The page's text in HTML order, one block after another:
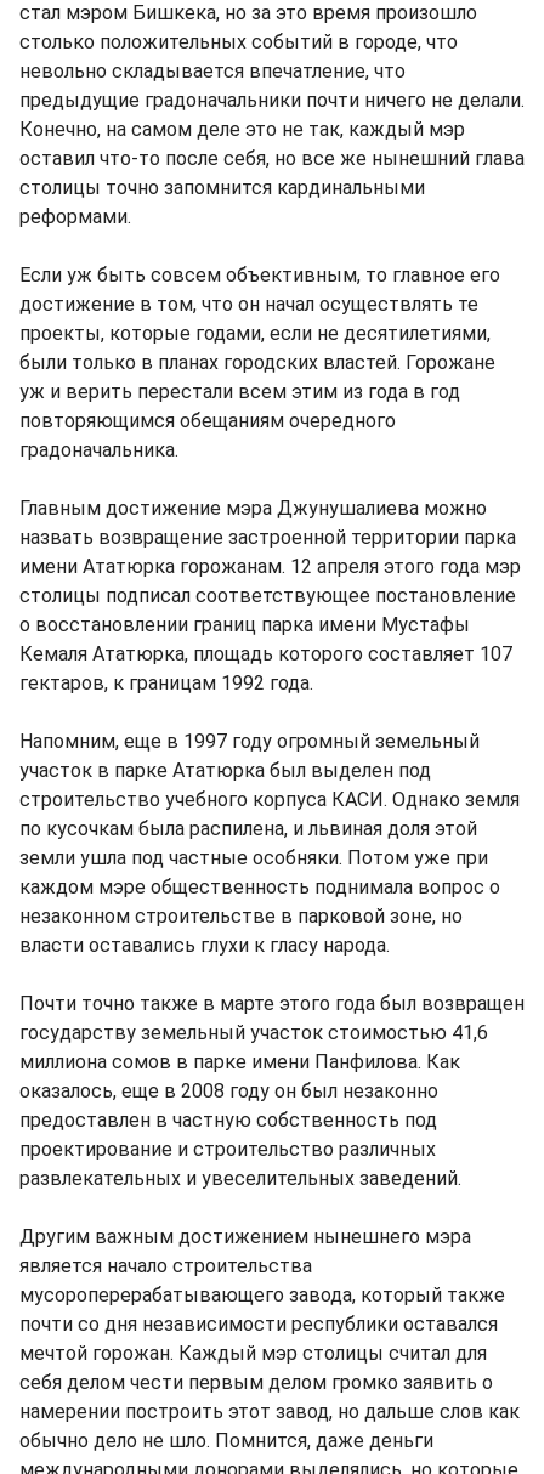
стал мэром Бишкека, но за это время произошло
столько положительных событий в городе, что
невольно складывается впечатление, что
предыдущие градоначальники почти ничего не делали.
Конечно, на самом деле это не так, каждый мэр
оставил что-то после себя, но все же нынешний глава
столицы точно запомнится кардинальными
реформами.
Если уж быть совсем объективным, то главное его
достижение в том, что он начал осуществлять те
проекты, которые годами, если не десятилетиями,
были только в планах городских властей. Горожане
уж и верить перестали всем этим из года в год
повторяющимся обещаниям очередного
градоначальника.
Главным достижение мэра Джунушалиева можно
назвать возвращение застроенной территории парка
имени Ататюрка горожанам. 12 апреля этого года мэр
столицы подписал соответствующее постановление
о восстановлении границ парка имени Мустафы
Кемаля Ататюрка, площадь которого составляет 107
гектаров, к границам 1992 года.
Напомним, еще в 1997 году огромный земельный
участок в парке Ататюрка был выделен под
строительство учебного корпуса КАСИ. Однако земля
по кусочкам была распилена, и львиная доля этой
земли ушла под частные особняки. Потом уже при
каждом мэре общественность поднимала вопрос о
незаконном строительстве в парковой зоне, но
власти оставались глухи к гласу народа.
Почти точно также в марте этого года был возвращен
государству земельный участок стоимостью 41,6
миллиона сомов в парке имени Панфилова. Как
оказалось, еще в 2008 году он был незаконно
предоставлен в частную собственность под
проектирование и строительство различных
развлекательных и увеселительных заведений.
Другим важным достижением нынешнего мэра
является начало строительства
мусороперерабатывающего завода, который также
почти со дня независимости республики оставался
мечтой горожан. Каждый мэр столицы считал для
себя делом чести первым делом громко заявить о
намерении построить этот завод, но дальше слов как
обычно дело не шло. Помнится, даже деньги